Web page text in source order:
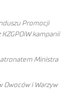
Promocji
kampanii
Ministra
Owoców i Warzyw